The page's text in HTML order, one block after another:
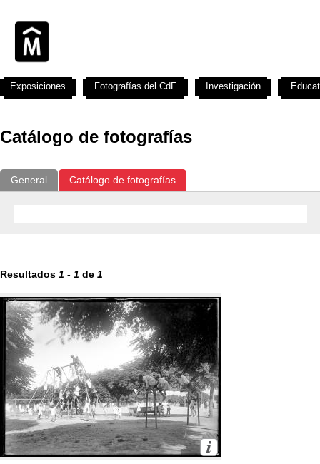
Catálogo de fotografías
General Catálogo de fotografías
Resultados 1 - 1 de 1
Exposiciones Fotografías del CdF Investigación